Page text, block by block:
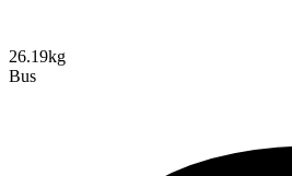
26.19kg
Bus